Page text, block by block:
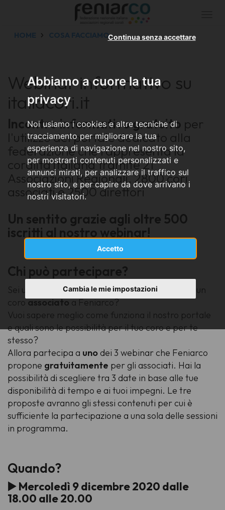
Abbiamo a cuore la tua
privacy
Noi usiamo i cookies e altre tecniche di
tracciamento per migliorare la tua
esperienza di navigazione nel nostro sito,
per mostrarti contenuti personalizzati e
annunci mirati, per analizzare il traffico sul
nostro sito, e per capire da dove arrivano i
nostri visitatori.
Accetto
Continua senza accettare
Cambia le mie impostazioni
HOME COSA FACCIAMO
Webinar informativo su
italiacori.it
Incontroinformativo gratuito per
l'utilizzo del portale dedicato alla
federazione che rappresenta la
coralità italiana tramite 21
Associazioni Regionali, 2800 cori
associati e 2500 direttori
Un sentito grazie agli oltre 500
iscritti al nostro webinar!
Chi può partecipare?
Sei un presidente, undirettoreo uncorista
di un
coroassociatoa Feniarco?
Vuoi sapere meglio come funziona il nostro portale
e quali sono le possibilità per il tuo coro e per te
stesso?
Allora partecipa a unodei 3 webinar che Feniarco
propone gratuitamente per gli associati. Hai la
possibilità di scegliere tra 3 date in base alle tue
disponibilità di tempo e ai tuoi impegni. Le tre
proposte avranno gli stessi contenuti per cui è
sufficiente la partecipazione a una sola delle sessioni
in programma.
Quando?
▶️ Mercoledì 9 dicembre 2020 dalle
18.00 alle 20.00